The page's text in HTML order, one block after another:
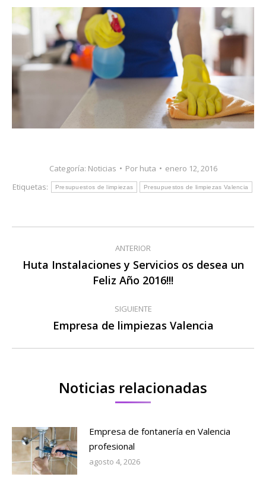
Categoría: Noticias Por huta
enero 12, 2016
Etiquetas:
Presupuestos de limpiezas Presupuestos de limpiezas Valencia
Navegación
entre
publicaciones
ANTERIOR
Publicación
anterior:
Huta Instalaciones y Servicios os desea un
Feliz Año 2016!!!
SIGUIENTE
Publicación
Empresa de limpiezas Valencia
Noticias relacionadas
Empresa de fontanería en Valencia
profesional
agosto 4, 2026